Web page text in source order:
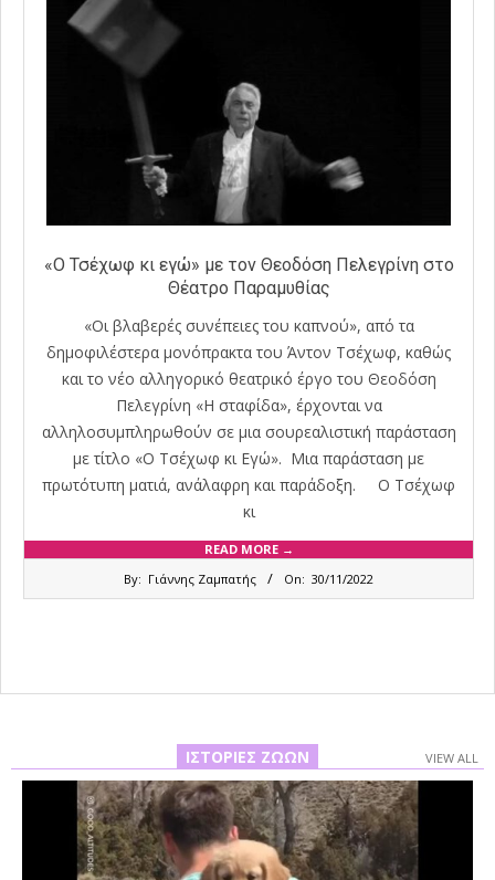
«Ο Τσέχωφ κι εγώ» με τον Θεοδόση Πελεγρίνη στο
Θέατρο Παραμυθίας
«Οι βλαβερές συνέπειες του καπνού», από τα
δημοφιλέστερα μονόπρακτα του Άντον Τσέχωφ, καθώς
και το νέο αλληγορικό θεατρικό έργο του Θεοδόση
Πελεγρίνη «Η σταφίδα», έρχονται να
αλληλοσυμπληρωθούν σε μια σουρεαλιστική παράσταση
με τίτλο «Ο Τσέχωφ κι Εγώ». Μια παράσταση με
πρωτότυπη ματιά, ανάλαφρη και παράδοξη. Ο Τσέχωφ
κι
READ MORE →
By: Γιάννης Ζαμπατής On: 30/11/2022
ΙΣΤΟΡΊΕΣ ΖΏΩΝ VIEW ALL